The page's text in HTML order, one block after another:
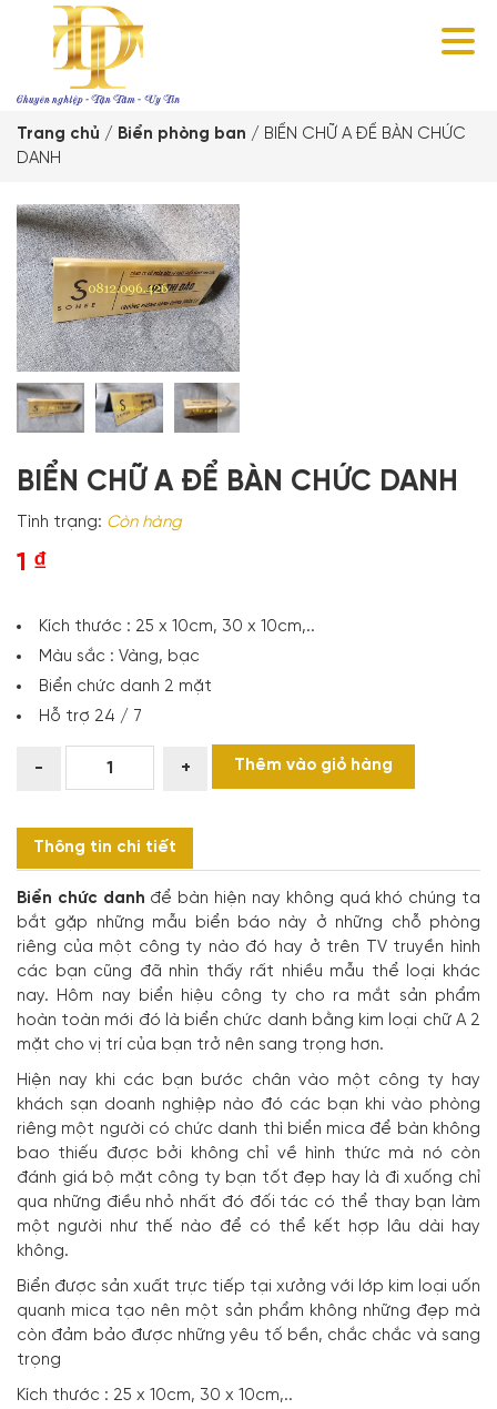
Trang chủ / Biển phòng ban / BIỂN CHỮ A ĐỂ BÀN CHỨC
DANH
BIỂN CHỮ A ĐỂ BÀN CHỨC DANH
Tình trạng: Còn hàng
1 ₫
Kích thước : 25 x 10cm, 30 x 10cm,..
Màu sắc : Vàng, bạc
Biển chức danh 2 mặt
Hỗ trợ 24 / 7
-
ĐỂ
BÀN
DANH
số
lượng
+ Thêm vào giỏ hàng
Thông tin chi tiết
Biển chức danh để bàn hiện nay không quá khó chúng ta
bắt gặp những mẫu biển báo này ở những chỗ phòng
riêng của một công ty nào đó hay ở trên TV truyền hình
các bạn cũng đã nhìn thấy rất nhiều mẫu thể loại khác
nay. Hôm nay biển hiệu công ty cho ra mắt sản phẩm
hoàn toàn mới đó là biển chức danh bằng kim loại chữ A 2
mặt cho vị trí của bạn trở nên sang trọng hơn.
Hiện nay khi các bạn bước chân vào một công ty hay
khách sạn doanh nghiệp nào đó các bạn khi vào phòng
riêng một người có chức danh thì biển mica để bàn không
bao thiếu được bởi không chỉ về hình thức mà nó còn
đánh giá bộ mặt công ty bạn tốt đẹp hay là đi xuống chỉ
qua những điều nhỏ nhất đó đối tác có thể thay bạn làm
một người như thế nào để có thể kết hợp lâu dài hay
không.
Biển được sản xuất trực tiếp tại xưởng với lớp kim loại uốn
quanh mica tạo nên một sản phẩm không những đẹp mà
còn đảm bảo được những yêu tố bền, chắc chắc và sang
trọng
Kích thước : 25 x 10cm, 30 x 10cm,..